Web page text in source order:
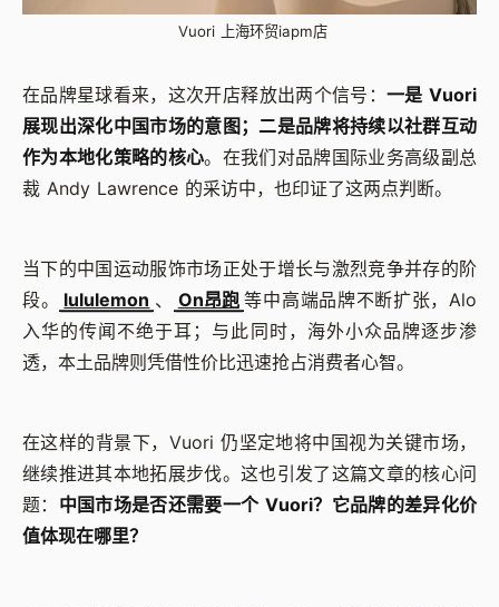
Vuori 上海环贸iapm店
在品牌星球看来，这次开店释放出两个信号： 一是 Vuori
展现出深化中国市场的意图；二是品牌将持续以社群互动
作为本地化策略的核心。在我们对品牌国际业务高级副总
裁 Andy Lawrence 的采访中，也印证了这两点判断。
当下的中国运动服饰市场正处于增长与激烈竞争并存的阶
段。
lululemon 、 On昂跑 等中高端品牌不断扩张，Alo
入华的传闻不绝于耳；与此同时，海外小众品牌逐步渗
透，本土品牌则凭借性价比迅速抢占消费者心智。
在这样的背景下，Vuori 仍坚定地将中国视为关键市场，
继续推进其本地拓展步伐。这也引发了这篇文章的核心问
题： 中国市场是否还需要一个 Vuori？它品牌的差异化价
值体现在哪里？